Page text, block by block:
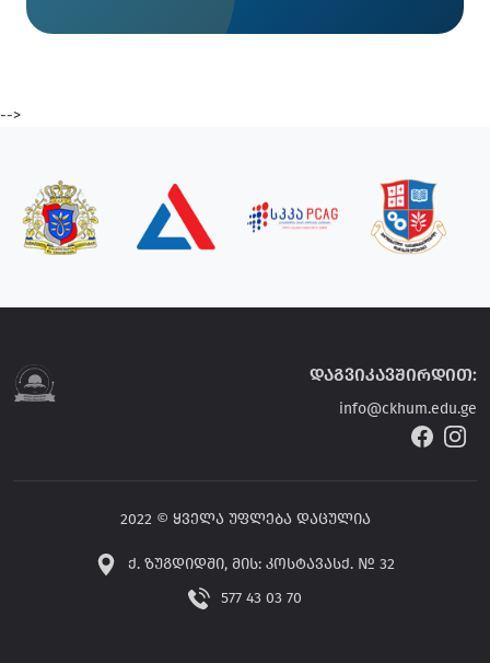
-->
დაგვიკავშირდით:
info@ckhum.edu.ge
2022 © ყველა უფლება დაცულია
ქ. ზუგდიდში, მის: კოსტავასქ. № 32
577 43 03 70